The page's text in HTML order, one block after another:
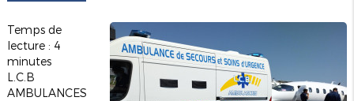
Temps de
lecture : 4
minutes
L.C.B
AMBULANCES